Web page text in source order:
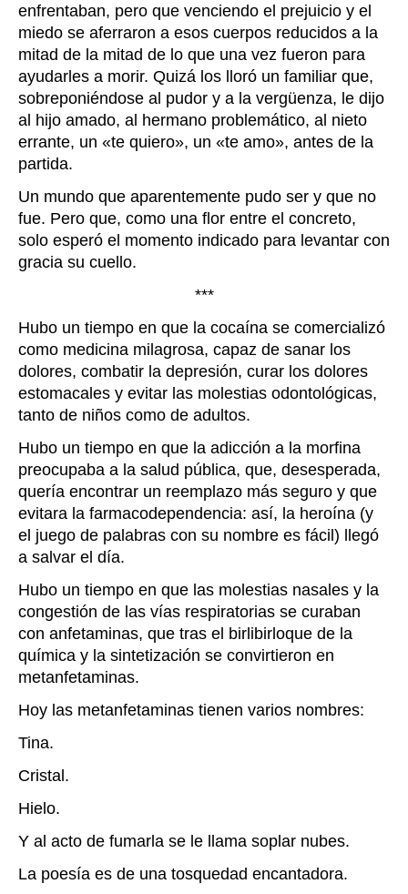
enfrentaban, pero que venciendo el prejuicio y el
miedo se aferraron a esos cuerpos reducidos a la
mitad de la mitad de lo que una vez fueron para
ayudarles a morir. Quizá los lloró un familiar que,
sobreponiéndose al pudor y a la vergüenza, le dijo
al hijo amado, al hermano problemático, al nieto
errante, un «te quiero», un «te amo», antes de la
partida.
Un mundo que aparentemente pudo ser y que no
fue. Pero que, como una flor entre el concreto,
solo esperó el momento indicado para levantar con
gracia su cuello.
***
Hubo un tiempo en que la cocaína se comercializó
como medicina milagrosa, capaz de sanar los
dolores, combatir la depresión, curar los dolores
estomacales y evitar las molestias odontológicas,
tanto de niños como de adultos.
Hubo un tiempo en que la adicción a la morfina
preocupaba a la salud pública, que, desesperada,
quería encontrar un reemplazo más seguro y que
evitara la farmacodependencia: así, la heroína (y
el juego de palabras con su nombre es fácil) llegó
a salvar el día.
Hubo un tiempo en que las molestias nasales y la
congestión de las vías respiratorias se curaban
con anfetaminas, que tras el birlibirloque de la
química y la sintetización se convirtieron en
metanfetaminas.
Hoy las metanfetaminas tienen varios nombres:
Tina.
Cristal.
Hielo.
Y al acto de fumarla se le llama soplar nubes.
La poesía es de una tosquedad encantadora.